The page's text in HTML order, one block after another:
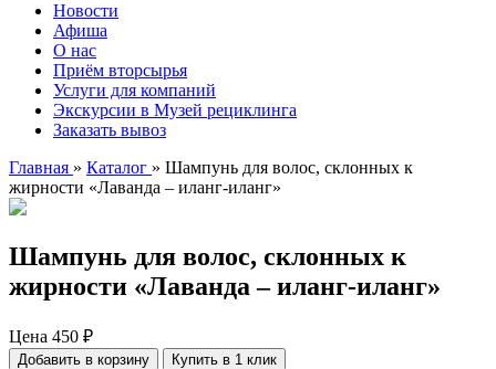
Новости
Афиша
О нас
Приём вторсырья
Услуги для компаний
Экскурсии в Музей рециклинга
Заказать вывоз
Главная » Каталог » Шампунь для волос, склонных к
жирности «Лаванда – иланг-иланг»
Шампунь для волос, склонных к
жирности «Лаванда – иланг-иланг»
Цена 450 ₽
Добавить в корзину Купить в 1 клик